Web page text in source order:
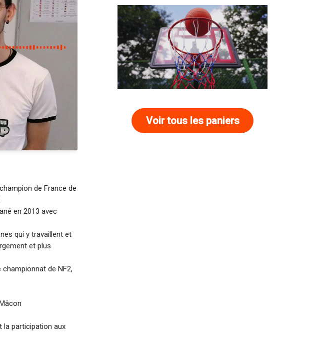
de France de
en 2013 avec
qui y travaillent et
et plus
de NF2,
la participation aux
Voir tous les paniers